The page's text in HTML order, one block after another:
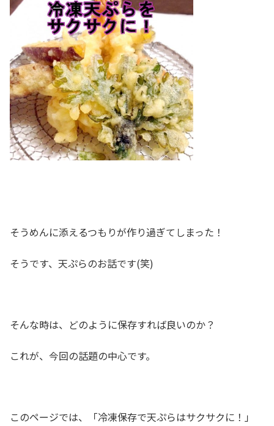
そうめんに添えるつもりが作り過ぎてしまった！
そうです、天ぷらのお話です(笑)
そんな時は、どのように保存すれば良いのか？
これが、今回の話題の中心です。
このページでは、「冷凍保存で天ぷらはサクサクに！」